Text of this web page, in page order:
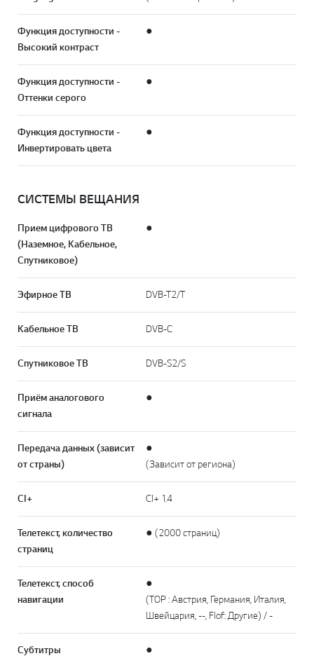
Функция доступности -
Высокий контраст
●
Функция доступности -
Оттенки серого
●
Функция доступности -
Инвертировать цвета
●
СИСТЕМЫ ВЕЩАНИЯ
Прием цифрового ТВ
(Наземное, Кабельное,
Спутниковое)
●
Эфирное ТВ DVB-T2/T
Кабельное ТВ DVB-C
Спутниковое ТВ DVB-S2/S
Приём аналогового
сигнала
●
Передача данных (зависит
от страны)
●
(Зависит от региона)
CI+ CI+ 1.4
Телетекст, количество
страниц
● (2000 страниц)
Телетекст, способ
навигации
●
(TOP : Австрия, Германия, Италия,
Швейцария, --, Flof: Другие) / -
Субтитры ●